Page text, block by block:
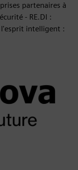
partenaires à
- RE.DI :
intelligent :